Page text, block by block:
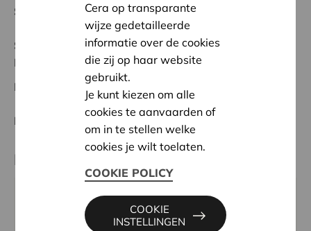
Startdatum:
06/05/2026
Status:
In behandeling
Mechelen - Klein-Brabant
Datum:
06/05/2026
Beslissing: Goedgekeurd
Partner
VRIJE BASISSCHOOL DE APPELBOOM, PASTOOR
PEETERSSTRAAT 10, 2880 BORNEM
Cera op transparante
wijze gedetailleerde
informatie over de cookies
die zij op haar website
gebruikt.
Je kunt kiezen om alle
cookies te aanvaarden of
om in te stellen welke
cookies je wilt toelaten.
COOKIE POLICY
COOKIE
INSTELLINGEN